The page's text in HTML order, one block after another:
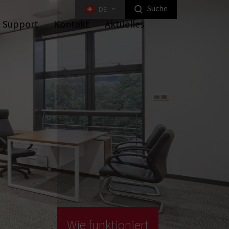
Lösungen
Möbelschlösser
Support Kontakt Aktuelles
DE Suche
Wie funktioniert